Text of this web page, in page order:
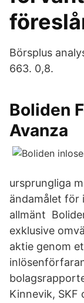
Börsplus
663. 0,8.
Boliden
Avanza
ursprungliga
ändamålet för
allmänt
exklusive
aktie genom
Kinnevik, SKF